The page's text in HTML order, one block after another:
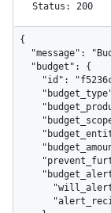
Status: 200
{